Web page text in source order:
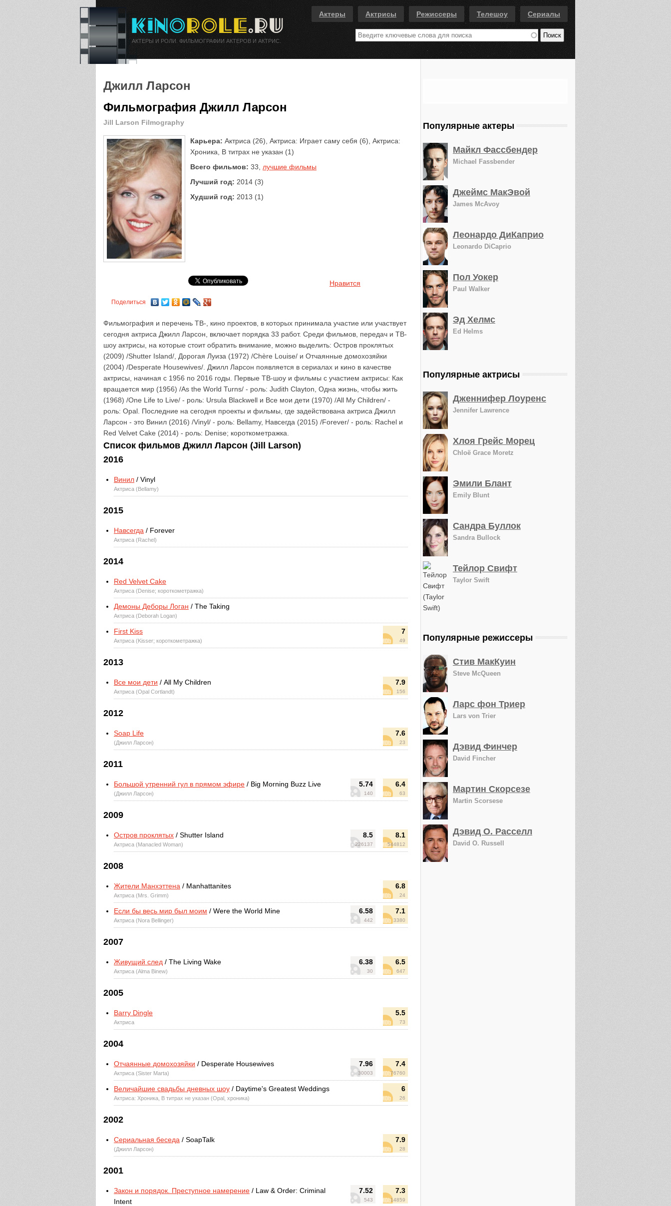
Актеры Актрисы Режиссеры Телешоу Сериалы
Джилл Ларсон
Фильмография Джилл Ларсон
Jill Larson Filmography
Карьера: Актриса (26), Актриса: Играет саму себя (6), Актриса:
Хроника, В титрах не указан (1)
Всего фильмов: 33, лучшие фильмы
Лучший год: 2014 (3)
Худший год: 2013 (1)
Нравится
Поделиться
Фильмография и перечень ТВ-, кино проектов, в которых принимала участие или участвует
сегодня актриса Джилл Ларсон, включает порядка 33 работ. Среди фильмов, передач и ТВ-
шоу актрисы, на которые стоит обратить внимание, можно выделить: Остров проклятых
(2009) /Shutter Island/, Дорогая Луиза (1972) /Chère Louise/ и Отчаянные домохозяйки
(2004) /Desperate Housewives/. Джилл Ларсон появляется в сериалах и кино в качестве
актрисы, начиная с 1956 по 2016 годы. Первые ТВ-шоу и фильмы с участием актрисы: Как
вращается мир (1956) /As the World Turns/ - роль: Judith Clayton, Одна жизнь, чтобы жить
(1968) /One Life to Live/ - роль: Ursula Blackwell и Все мои дети (1970) /All My Children/ -
роль: Opal. Последние на сегодня проекты и фильмы, где задействована актриса Джилл
Ларсон - это Винил (2016) /Vinyl/ - роль: Bellamy, Навсегда (2015) /Forever/ - роль: Rachel и
Red Velvet Cake (2014) - роль: Denise; короткометражка.
Список фильмов Джилл Ларсон (Jill Larson)
2016
Винил / Vinyl
Актриса (Bellamy)
2015
Навсегда / Forever
Актриса (Rachel)
2014
Red Velvet Cake
Актриса (Denise; короткометражка)
Демоны Деборы Логан / The Taking
Актриса (Deborah Logan)
7
49
First Kiss
Актриса (Kisser; короткометражка)
2013
7.9
156
Все мои дети / All My Children
Актриса (Opal Cortlandt)
2012
7.6
23
Soap Life
(Джилл Ларсон)
2011
5.74
140
6.4
63
Большой утренний гул в прямом эфире / Big Morning Buzz Live
(Джилл Ларсон)
2009
8.5
226137
8.1
544812
Остров проклятых / Shutter Island
Актриса (Manacled Woman)
2008
6.8
24
Жители Манхэттена / Manhattanites
Актриса (Mrs. Grimm)
6.58
442
7.1
3380
Если бы весь мир был моим / Were the World Mine
Актриса (Nora Bellinger)
2007
6.38
30
6.5
647
Живущий след / The Living Wake
Актриса (Alma Binew)
2005
5.5
73
Barry Dingle
Актриса
2004
7.96
30003
7.4
76760
Отчаянные домохозяйки / Desperate Housewives
Актриса (Sister Marta)
6
26
Величайшие свадьбы дневных шоу / Daytime's Greatest Weddings
Актриса: Хроника, В титрах не указан (Opal, хроника)
2002
7.9
28
Сериальная беседа / SoapTalk
(Джилл Ларсон)
2001
7.52
543
7.3
14859
Закон и порядок. Преступное намерение / Law & Order: Criminal
Intent
Популярные актеры
Майкл Фассбендер
Michael Fassbender
Джеймс МакЭвой
James McAvoy
Леонардо ДиКаприо
Leonardo DiCaprio
Пол Уокер
Paul Walker
Эд Хелмс
Ed Helms
Популярные актрисы
Дженнифер Лоуренс
Jennifer Lawrence
Хлоя Грейс Морец
Chloë Grace Moretz
Эмили Блант
Emily Blunt
Сандра Буллок
Sandra Bullock
Тейлор Свифт
Taylor Swift
Популярные режиссеры
Стив МакКуин
Steve McQueen
Ларс фон Триер
Lars von Trier
Дэвид Финчер
David Fincher
Мартин Скорсезе
Martin Scorsese
Дэвид О. Расселл
David O. Russell
АКТЕРЫ И РОЛИ. ФИЛЬМОГРАФИИ АКТЕРОВ И АКТРИС.